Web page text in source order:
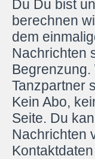
Du Du bist
berechnen
dem
Nachrichten
Tanzpartner
Kein Abo,
Seite. Du
Nachrichten